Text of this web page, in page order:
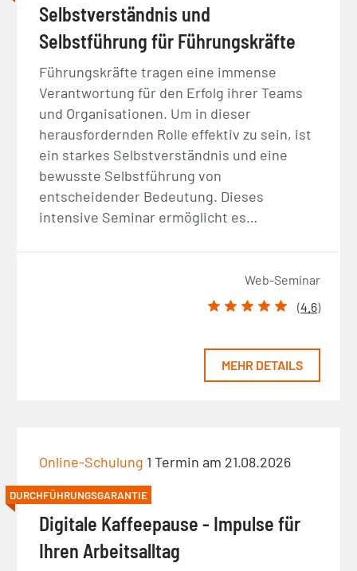
Selbstverständnis und
Selbstführung für Führungskräfte
Führungskräfte tragen eine immense
Verantwortung für den Erfolg ihrer Teams
und Organisationen. Um in dieser
herausfordernden Rolle effektiv zu sein, ist
ein starkes Selbstverständnis und eine
bewusste Selbstführung von
entscheidender Bedeutung. Dieses
intensive Seminar ermöglicht es…
Web-Seminar
(4.6)
MEHR DETAILS
Online-Schulung 1 Termin am 21.08.2026
DURCHFÜHRUNGSGARANTIE
Digitale Kaffeepause - Impulse für
Ihren Arbeitsalltag